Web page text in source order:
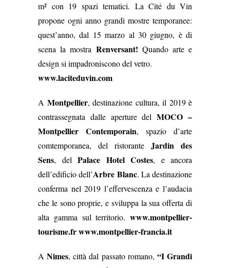
m² con 19 spazi tematici. La Cité du Vin
propone ogni anno grandi mostre temporanee:
quest’anno, dal 15 marzo al 30 giugno, è di
scena la mostra Renversant! Quando arte e
design si impadroniscono del vetro.
www.laciteduvin.com
A Montpellier, destinazione cultura, il 2019 è
contrassegnata dalle aperture delMOCO –
Montpellier Contemporain, spazio d’arte
comtemporanea, del ristorante Jardin des
Sens, del Palace Hotel Costes, e ancora
dell’edificio dell’Arbre Blanc. La destinazione
conferma nel 2019 l’effervescenza e l’audacia
che le sono proprie, e sviluppa la sua offerta di
alta gamma sul territorio. www.montpellier-
tourisme.frwww.montpellier-francia.it
ANimes, città dal passato romano, “I Grandi